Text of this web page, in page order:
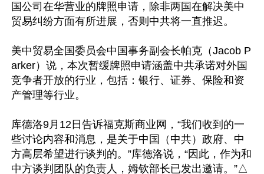
国公司在华营业的牌照申请，除非两国在解决美中
贸易纠纷方面有所进展，否则中共将一直推迟。
美中贸易全国委员会中国事务副会长帕克（Jacob P
arker）说，本次暂缓牌照申请涵盖中共承诺对外国
竞争者开放的行业，包括：银行、证券、保险和资
产管理等行业。
库德洛9月12日告诉福克斯商业网，“我们收到的一
些讨论内容和消息，是关于中国（中共）政府、中
方高层希望进行谈判的。”库德洛说，“因此，作为和